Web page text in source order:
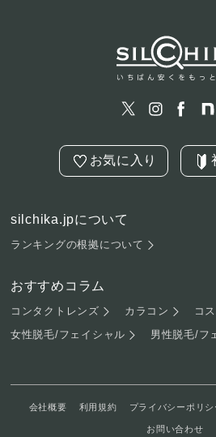
お気に入り
silchika.jpについて
ランキングの根拠について
おすすめコラム
コンタクトレンズ カラコン
コ
女性脱毛/フェイシャル
男性脱毛/フ
会社概要 利用規約 プライバシーポリシ
お問い合わせ